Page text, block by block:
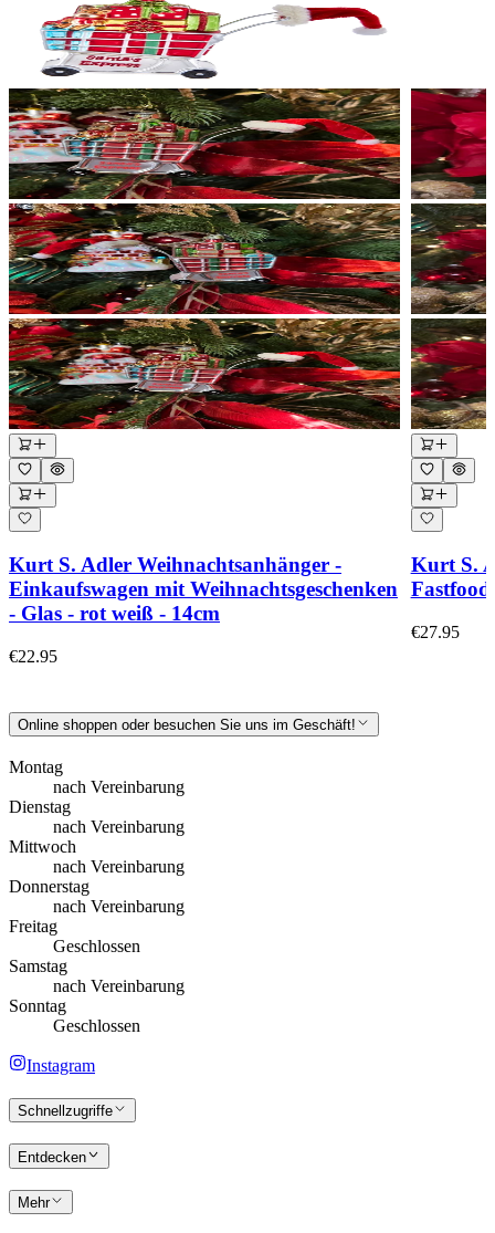
Kurt S. Adler Weihnachtsanhänger -
Einkaufswagen mit Weihnachtsgeschenken
- Glas - rot weiß - 14cm
€22.95
Kurt S.
€27.95
Online shoppen oder besuchen Sie uns im Geschäft!
Montag
nach Vereinbarung
Dienstag
nach Vereinbarung
Mittwoch
nach Vereinbarung
Donnerstag
nach Vereinbarung
Freitag
Geschlossen
Samstag
nach Vereinbarung
Sonntag
Geschlossen
Instagram
Schnellzugriffe
Entdecken
Mehr